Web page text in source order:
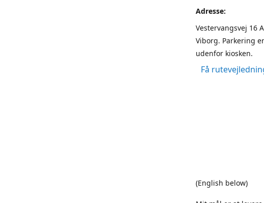
Adresse:
Vestervangsvej 16
Viborg. Parkering
udenfor kiosken.
Få
(English below)